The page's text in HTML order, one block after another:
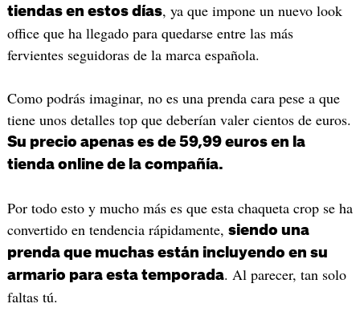
tiendas en estos días, ya que impone un nuevo look
office que ha llegado para quedarse entre las más
fervientes seguidoras de la marca española.
Como podrás imaginar, no es una prenda cara pese a que
tiene unos detalles top que deberían valer cientos de euros.
Su precio apenas es de 59,99 euros en la
tienda online de la compañía.
Por todo esto y mucho más es que esta chaqueta crop se ha
convertido en tendencia rápidamente, siendo una
prenda que muchas están incluyendo en su
armario para esta temporada. Al parecer, tan solo
faltas tú.